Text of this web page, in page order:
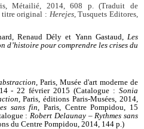
Métailié, 2014, 608 p. (Traduit de
titre original : Herejes, Tusquets Editores,
Renaud Dély et Yann Gastaud, Les
d’histoire pour comprendre les crises du
, Paris, Musée d'art moderne de
- 22 février 2015 (Catalogue : Sonia
, Paris, éditions Paris-Musées, 2014,
sans fin , Paris, Centre Pompidou, 15
: Robert Delaunay – Rythmes sans
du Centre Pompidou, 2014, 144 p.)